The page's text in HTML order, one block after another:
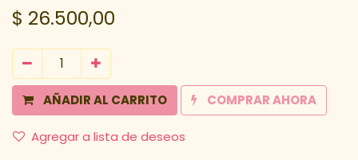
$ 26.500,00
AÑADIR AL CARRITO COMPRAR AHORA
Agregar a lista de deseos